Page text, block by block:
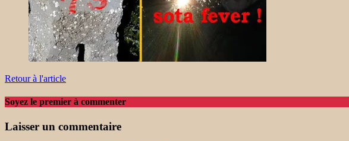
Retour à l'article
Soyez le premier à commenter
Laisser un commentaire